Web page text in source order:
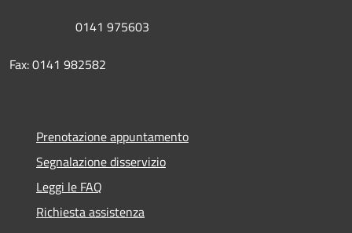
0141 975603
Fax: 0141 982582
Prenotazione appuntamento
Segnalazione disservizio
Leggi le FAQ
Richiesta assistenza